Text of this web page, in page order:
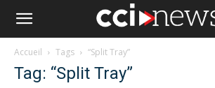
Accueil Tags “Split Tray”
Tag: “Split Tray”